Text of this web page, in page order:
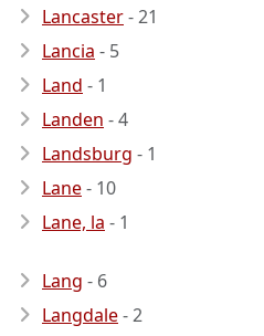
Lancaster- 21
Lancia - 5
Land - 1
Landen - 4
Landsburg - 1
Lane- 10
Lane, la - 1
Lang - 6
Langdale- 2